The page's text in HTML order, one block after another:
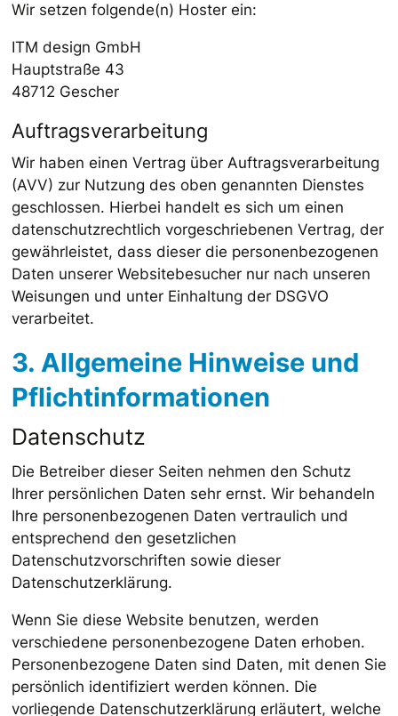
Wir setzen folgende(n) Hoster ein:
ITM design GmbH
Hauptstraße 43
48712 Gescher
Auftragsverarbeitung
Wir haben einen Vertrag über Auftragsverarbeitung
(AVV) zur Nutzung des oben genannten Dienstes
geschlossen. Hierbei handelt es sich um einen
datenschutzrechtlich vorgeschriebenen Vertrag, der
gewährleistet, dass dieser die personenbezogenen
Daten unserer Websitebesucher nur nach unseren
Weisungen und unter Einhaltung der DSGVO
verarbeitet.
3. Allgemeine Hinweise und
Pflicht­informationen
Datenschutz
Die Betreiber dieser Seiten nehmen den Schutz
Ihrer persönlichen Daten sehr ernst. Wir behandeln
Ihre personenbezogenen Daten vertraulich und
entsprechend den gesetzlichen
Datenschutzvorschriften sowie dieser
Datenschutzerklärung.
Wenn Sie diese Website benutzen, werden
verschiedene personenbezogene Daten erhoben.
Personenbezogene Daten sind Daten, mit denen Sie
persönlich identifiziert werden können. Die
vorliegende Datenschutzerklärung erläutert, welche